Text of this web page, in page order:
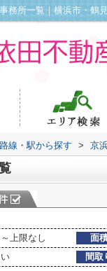
務所一覧｜横浜市・鶴
線・駅から探す > 京
上限なし 面
間取